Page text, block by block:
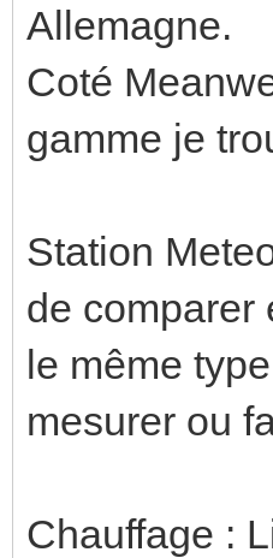
Allemagne.
Coté
gamme je
Station
de comparer
le même
mesurer ou
Chauffage :